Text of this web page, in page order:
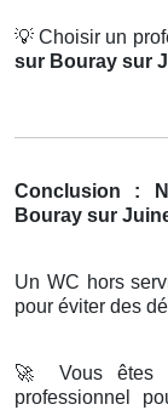
💡 Choisir un
sur Bouray sur
Conclusion :
Bouray sur
Un WC hors
pour éviter des
🚀
Vous êtes
professionnel